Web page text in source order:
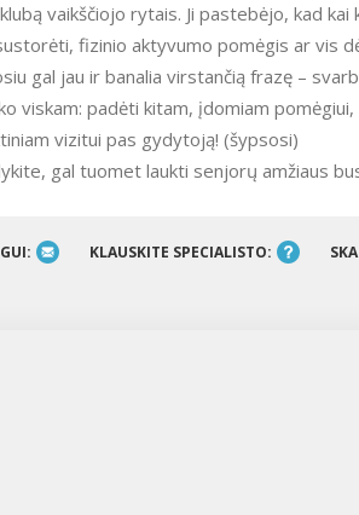
vaikščiojo rytais. Ji pastebėjo, kad
fizinio aktyvumo pomėgis ar vis
gal jau ir banalia virstančią frazę –
viskam: padėti kitam, įdomiam
vizitui pas gydytoją! (šypsosi)
gal tuomet laukti senjorų amžiaus
KLAUSKITE SPECIALISTO: